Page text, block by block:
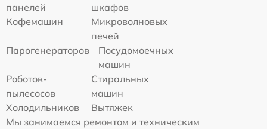
панелей
шкафов
Кофемашин
Микроволновых
печей
Парогенераторов
Посудомоечных
машин
Роботов-
пылесосов
Стиральных
машин
Холодильников
Вытяжек
Мы занимаемся ремонтом и техническим